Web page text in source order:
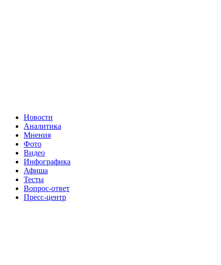
Новости
Аналитика
Мнения
Фото
Видео
Инфографика
Афиша
Тесты
Вопрос-ответ
Пресс-центр